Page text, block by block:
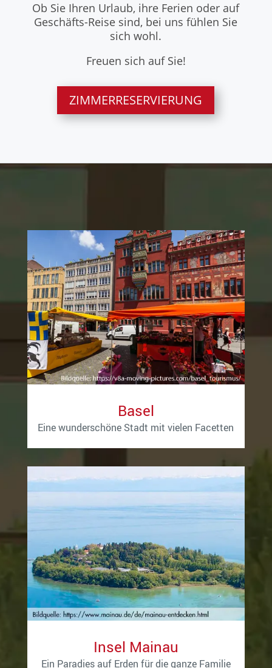
Ob Sie Ihren Urlaub, ihre Ferien oder auf
Geschäfts-Reise sind, bei uns fühlen Sie
sich wohl.
Freuen sich auf Sie!
ZIMMERRESERVIERUNG
Basel
Eine wunderschöne Stadt mit vielen Facetten
Insel Mainau
Ein Paradies auf Erden für die ganze Familie